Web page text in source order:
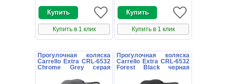
Купить в 1 клик Купить в 1 клик
Прогулочная коляска
Carrello Extra CRL-6532
Chrome Grey серая
Прогулочная коляска
Carrello Extra CRL-6532
Forest Black черная